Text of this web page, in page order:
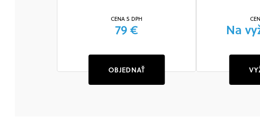
CENA S DPH
79 €
OBJEDNAŤ
Na